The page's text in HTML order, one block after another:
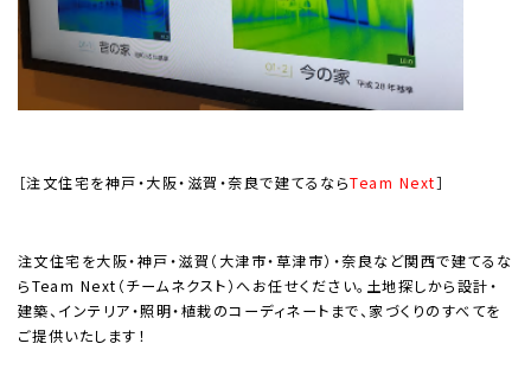
［注文住宅を神戸・大阪・滋賀・奈良で建てるならTeam Next］
注文住宅を大阪・神戸・滋賀（大津市・草津市）・奈良など関西で建てるな
らTeam Next （チームネクスト）へお任せください。土地探しから設計・
建築、インテリア・照明・植栽のコーディネートまで、家づくりのすべてを
ご提供いたします！